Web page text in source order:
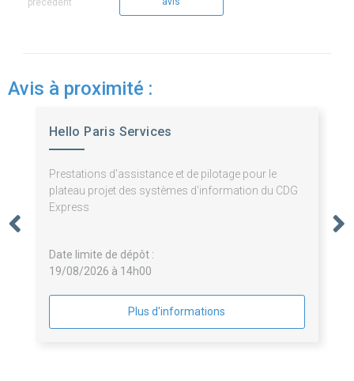
précédent
Avis à proximité :
Hello Paris Services
Prestations d'assistance et de pilotage pour le
plateau projet des systèmes d'information du CDG
Express
Date limite de dépôt :
19/08/2026 à 14h00
Plus d'informations